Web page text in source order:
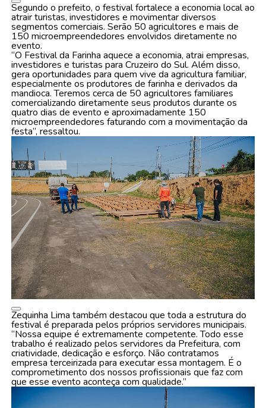
Segundo o prefeito, o festival fortalece a economia local ao
atrair turistas, investidores e movimentar diversos
segmentos comerciais. Serão 50 agricultores e mais de
150 microempreendedores envolvidos diretamente no
evento.
“O Festival da Farinha aquece a economia, atrai empresas,
investidores e turistas para Cruzeiro do Sul. Além disso,
gera oportunidades para quem vive da agricultura familiar,
especialmente os produtores de farinha e derivados da
mandioca. Teremos cerca de 50 agricultores familiares
comercializando diretamente seus produtos durante os
quatro dias de evento e aproximadamente 150
microempreendedores faturando com a movimentação da
festa”, ressaltou.
Zequinha Lima também destacou que toda a estrutura do
festival é preparada pelos próprios servidores municipais.
“Nossa equipe é extremamente competente. Todo esse
trabalho é realizado pelos servidores da Prefeitura, com
criatividade, dedicação e esforço. Não contratamos
empresa terceirizada para executar essa montagem. É o
comprometimento dos nossos profissionais que faz com
que esse evento aconteça com qualidade.”